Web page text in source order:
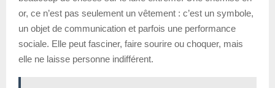
or, ce n’est pas seulement un vêtement : c’est un symbole,
un objet de communication et parfois une performance
sociale. Elle peut fasciner, faire sourire ou choquer, mais
elle ne laisse personne indifférent.